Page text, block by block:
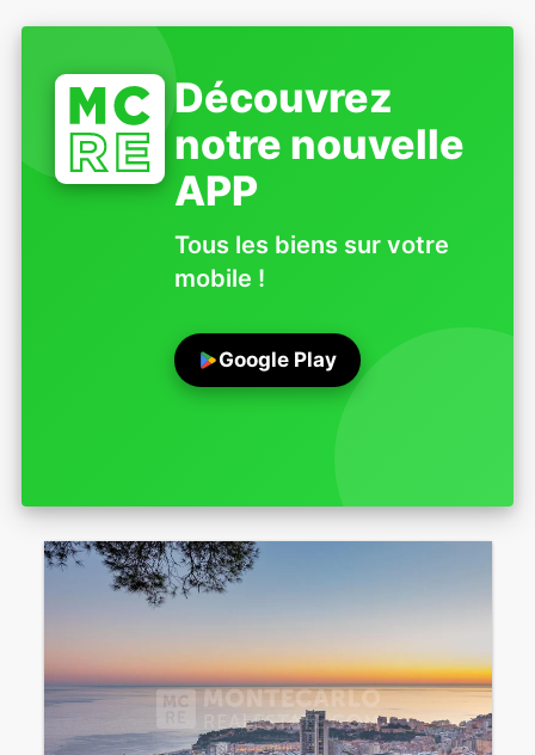
Découvrez
notre nouvelle
APP
Tous les biens sur votre
mobile !
Google Play